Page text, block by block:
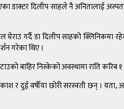
दिलीप साहले नै अनितालाई
गर्दै डा दिलीप साहको क्लिनिकमा
गरेका थिए ।
बाहिर निस्केको अवस्थामा राति
र दुई वर्षीया छोरी सरस्वती छन् ।